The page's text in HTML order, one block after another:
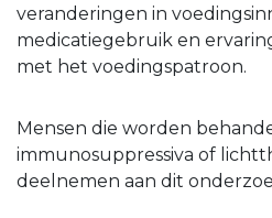
veranderingen in
medicatiegebruik en
met het voedingspatroon.
Mensen die worden
immunosuppressiva of
deelnemen aan dit